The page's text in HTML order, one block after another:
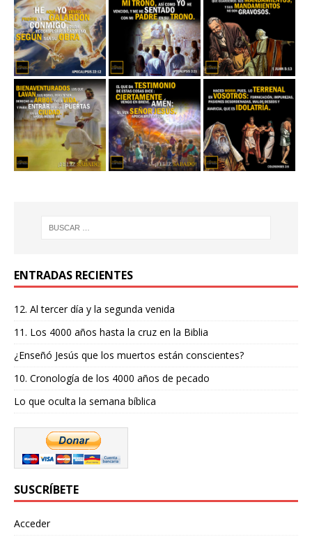
ENTRADAS RECIENTES
12. Al tercer día y la segunda venida
11. Los 4000 años hasta la cruz en la Biblia
¿Enseñó Jesús que los muertos están conscientes?
10. Cronología de los 4000 años de pecado
Lo que oculta la semana bíblica
SUSCRÍBETE
Acceder